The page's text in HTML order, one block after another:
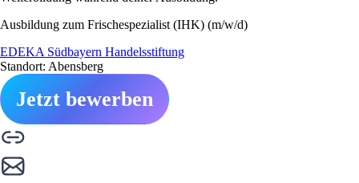
Ausbildung zum Frischespezialist (IHK) (m/w/d)
EDEKA Südbayern Handelsstiftung
Standort: Abensberg
Jetzt bewerben